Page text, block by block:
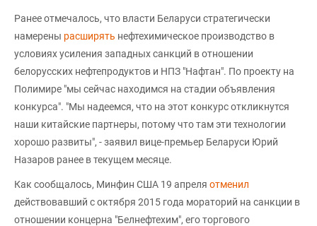
Ранее отмечалось, что власти Беларуси стратегически
намерены расширять нефтехимическое производство в
условиях усиления западных санкций в отношении
белорусских нефтепродуктов и НПЗ "Нафтан". По проекту на
Полимире "мы сейчас находимся на стадии объявления
конкурса". "Мы надеемся, что на этот конкурс откликнутся
наши китайские партнеры, потому что там эти технологии
хорошо развиты", - заявил вице-премьер Беларуси Юрий
Назаров ранее в текущем месяце.
Как сообщалось, Минфин США 19 апреля отменил
действовавший с октября 2015 года мораторий на санкции в
отношении концерна "Белнефтехим", его торгового